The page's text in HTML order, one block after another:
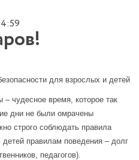
для взрослых и детей
чудесное время, которое так
дни не были омрачены
строго соблюдать правила
правилам поведения – долг
педагогов).